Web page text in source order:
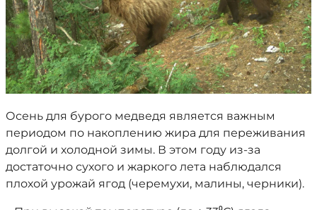
Осень для бурого медведя является важным
периодом по накоплению жира для переживания
долгой и холодной зимы. В этом году из-за
достаточно сухого и жаркого лета наблюдался
плохой урожай ягод (черемухи, малины, черники).